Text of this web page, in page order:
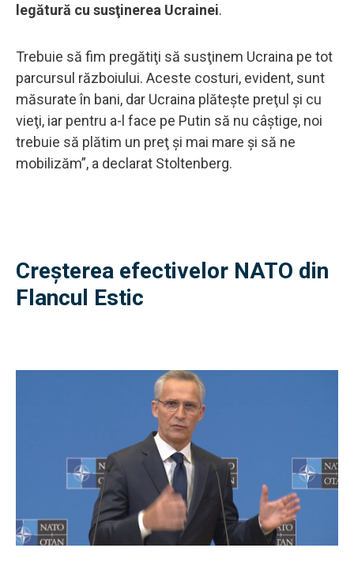
legătură cu susţinerea Ucrainei.
Trebuie să fim pregătiţi să susţinem Ucraina pe tot
parcursul războiului. Aceste costuri, evident, sunt
măsurate în bani, dar Ucraina plăteşte preţul şi cu
vieţi, iar pentru a-l face pe Putin să nu câştige, noi
trebuie să plătim un preţ şi mai mare şi să ne
mobilizăm”, a declarat Stoltenberg.
Creșterea efectivelor NATO din
Flancul Estic